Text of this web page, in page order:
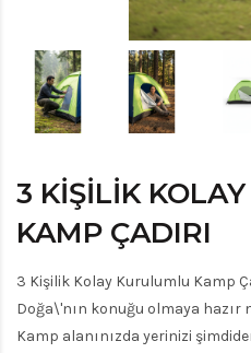
3 KIŞILIK
KAMP ÇADIRI
3 Kişilik Kolay Kurulumlu Kamp
Doğa\'nın konuğu olmaya hazır
Kamp alanınızda yerinizi